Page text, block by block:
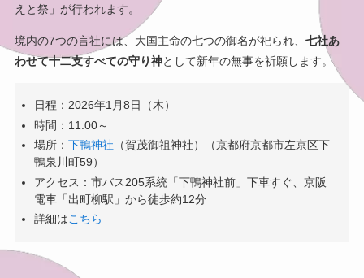
えと祭」が行われます。
境内の7つの言社には、大国主命の七つの御名が祀られ、 七社あ
わせて十二支すべての守り神として新年の無事を祈願します。
日程：2026年1月8日（木）
時間：11:00～
場所：下鴨神社 （賀茂御祖神社）（京都府京都市左京区下
鴨泉川町59）
アクセス：市バス205系統「下鴨神社前」下車すぐ、京阪
電車「出町柳駅」から徒歩約12分
詳細はこちら